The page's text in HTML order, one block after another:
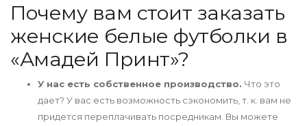
Почему вам стоит заказать
женские белые футболки в
«Амадей Принт»?
У нас есть собственное производство. Что это
дает? У вас есть возможность сэкономить, т. к. вам не
придется переплачивать посредникам. Вы можете